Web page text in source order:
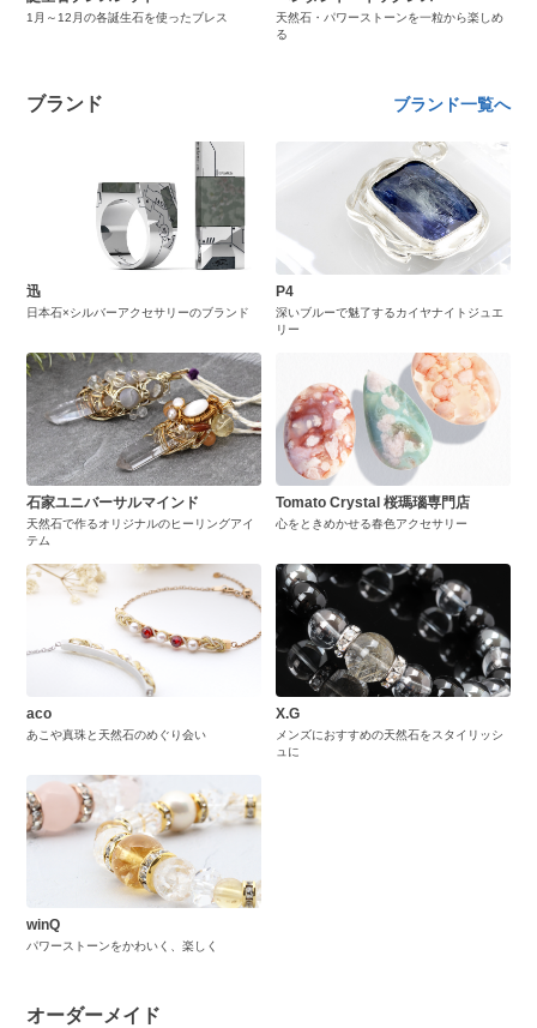
1月～12月の各誕生石を使ったブレス
天然石・パワーストーンを一粒から楽しめ
る
ブランド ブランド一覧へ
迅
日本石×シルバーアクセサリーのブランド
P4
深いブルーで魅了するカイヤナイトジュエ
リー
石家ユニバーサルマインド
天然石で作るオリジナルのヒーリングアイ
テム
Tomato Crystal 桜瑪瑙専門店
心をときめかせる春色アクセサリー
aco
あこや真珠と天然石のめぐり会い
X.G
メンズにおすすめの天然石をスタイリッシ
ュに
winQ
パワーストーンをかわいく、楽しく
オーダーメイド